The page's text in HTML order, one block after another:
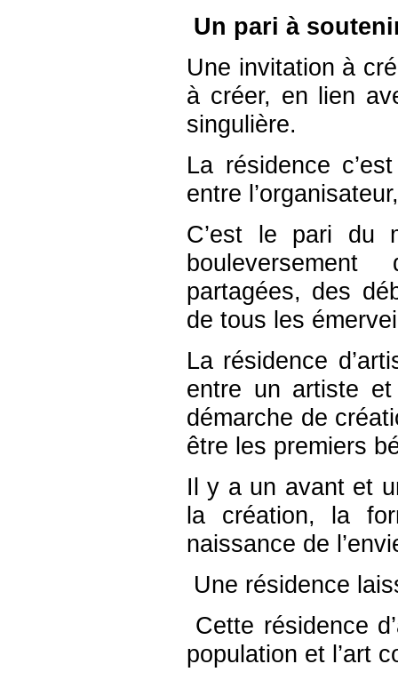
Un pari à
Une invitation à
à créer, en lien
singulière.
La résidence
entre
C’est le pari du
partagées, des
de tous les
La résidence
entre un artiste
démarche de
être les premiers
Il y a un avant et
la création, la
naissance de
Une résidence
Cette résidence
population et l’art